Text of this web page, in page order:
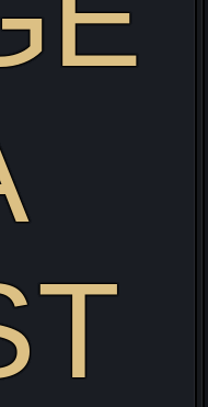
mon projet Live
Cosplay !